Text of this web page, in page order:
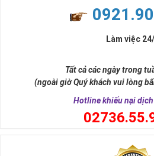
đời, nơi bạn phải đưa ra những quyết
Làm việc
Tất cả các ngày trong
(ngoài giờ Quý khách vui lòng
Hotline khiếu nại
0